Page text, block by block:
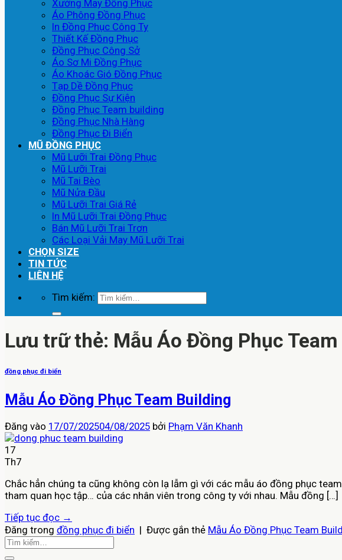
Xưởng May Đồng Phục
Áo Phông Đồng Phục
In Đồng Phục Công Ty
Thiết Kế Đồng Phục
Đồng Phục Công Sở
Áo Sơ Mi Đồng Phục
Áo Khoác Gió Đồng Phục
Tạp Dề Đồng Phục
Đồng Phục Sự Kiện
Đồng Phục Team building
Đồng Phục Nhà Hàng
Đồng Phục Đi Biển
MŨ ĐỒNG PHỤC
Mũ Lưỡi Trai Đồng Phục
Mũ Lưỡi Trai
Mũ Tai Bèo
Mũ Nửa Đầu
Mũ Lưỡi Trai Giá Rẻ
In Mũ Lưỡi Trai Đồng Phục
Bán Mũ Lưỡi Trai Trơn
Các Loại Vải May Mũ Lưỡi Trai
CHỌN SIZE
TIN TỨC
LIÊN HỆ
Tìm kiếm:
Lưu trữ thẻ: Mẫu Áo Đồng Phục
đồng phục đi biển
Mẫu Áo Đồng Phục Team Building
Đăng vào 17/07/202504/08/2025 bởi Phạm Văn Khanh
17
Th7
Chắc hẳn chúng ta cũng không còn lạ lẫm gì với các mẫu áo đồng phục
tham quan học tập… của các nhân viên trong công ty với nhau. Mẫu đồng […]
Tiếp tục đọc →
Đăng trong đồng phục đi biển | Được gắn thẻ Mẫu Áo Đồng Phục Team